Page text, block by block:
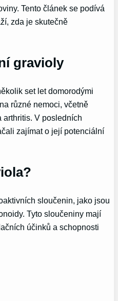
Tento článek se podívá
zda je skutečně
gravioly
set let domorodými
různé nemoci, včetně
arthritis. V posledních
zajímat o její potenciální
sloučenin, jako jsou
Tyto sloučeniny mají
účinků a schopnosti